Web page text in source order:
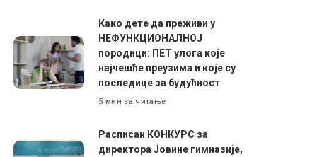
Како дете да преживи у
НЕФУНКЦИОНАЛНОЈ
породици: ПЕТ улога које
најчешће преузима и које су
последице за будућност
5 мин за читање
Расписан КОНКУРС за
директора Јовине гимназије,